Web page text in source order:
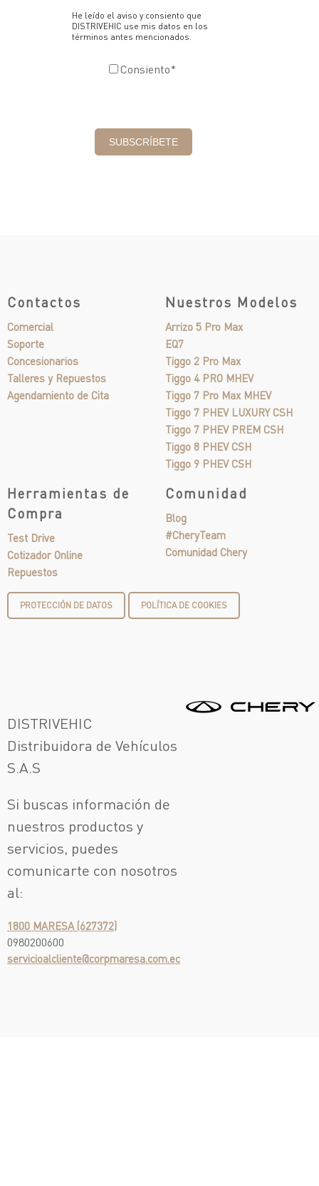
He leído el aviso y consiento que
DISTRIVEHIC use mis datos en los
términos antes mencionados.
Consiento*
Contactos
Comercial
Soporte
Concesionarios
Talleres y Repuestos
Agendamiento de Cita
Nuestros Modelos
Arrizo 5 Pro Max
EQ7
Tiggo 2 Pro Max
Tiggo 4 PRO MHEV
Tiggo 7 Pro Max MHEV
Tiggo 7 PHEV LUXURY CSH
Tiggo 7 PHEV PREM CSH
Tiggo 8 PHEV CSH
Tiggo 9 PHEV CSH
Herramientas de
Compra
Test Drive
Cotizador Online
Repuestos
Comunidad
Blog
#CheryTeam
Comunidad Chery
PROTECCIÓN DE DATOS POLÍTICA DE COOKIES
DISTRIVEHIC
Distribuidora de Vehículos
S.A.S
Si buscas información de
nuestros productos y
servicios, puedes
comunicarte con nosotros
al:
1800 MARESA (627372)
0980200600
servicioalcliente@corpmaresa.com.ec